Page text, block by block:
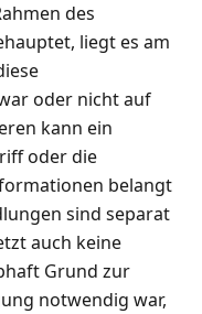
des
liegt es am
oder nicht auf
kann ein
oder die
belangt
sind separat
auch keine
Grund zur
notwendig war,